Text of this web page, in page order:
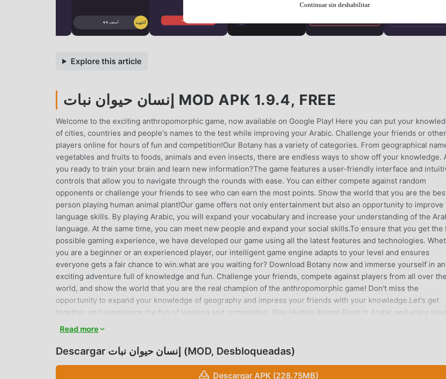
Explore this article
إنسان حيوان نبات MOD APK 1.9.4, FREE
Welcome to the exciting anthropomorphic game, now available on Google Play! Here you can put your
of cities, countries and people's names to the test while improving your Arabic. Challenge your friends or other
players online for hours of fun and competition!Our Botany has a variety of categories. From geographical
vegetables and fruits to foods, animals and even insects, there are endless ways to show off your knowledge.
you ready to train your brain and learn new information?The game features a user-friendly interface and
controls that allow you to navigate through the rounds with ease. You can either compete against random
opponents or challenge your friends to see who can earn the most points. Show the world that you are the
person playing human animal plant!Our game offers not only entertainment but also an opportunity to improve
language skills. By playing Arabic, you will expand your vocabulary and increase your understanding of the
language. At the same time, you can meet new people and expand your social skills.To ensure that you get the
possible gaming experience, we have developed our game using all the latest features and technologies.
you are a beginner or an experienced player, our intelligent game engine adapts to your level and ensures
everyone gets a fair chance to win.what are you waiting for? Download Botany now and immerse yourself in an
exciting adventure full of knowledge and fun. Challenge your friends, compete against players from all over the
world, and show the world that you are the real champion of the anthropomorphic game! Don't miss the
opportunity to expand your knowledge of geography and impress your friends with your knowledge.Let's get
together and experience the fun of learning and competition. Play Human Animal Plant in Arabic and enjoy
إنسان حيوان نبات INTRODUCCIÓN
إنسان حيوان نبات Como un juego de educational muy popular recientemente, ganó muchos fanáticos en todo el
Read more
Descargar إنسان حيوان نبات (MOD, Desbloqueadas)
Descargar APK (228.75MB)
Continuar sin deshabilitar